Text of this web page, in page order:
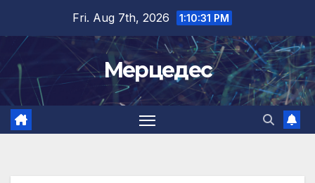
content
Fri. Aug 7th, 2026 1:10:32 PM
Мерцедес